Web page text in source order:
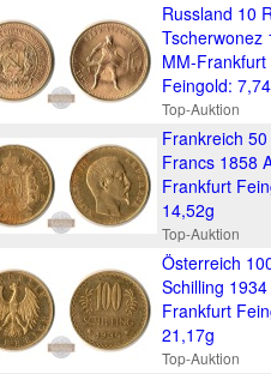
Russland 10
Tscherwonez
MM-Frankfurt
Feingold:
Top-Auktion
Frankreich 50
Francs 1858
Frankfurt
14,52g
Top-Auktion
Österreich
Schilling
Frankfurt
21,17g
Top-Auktion